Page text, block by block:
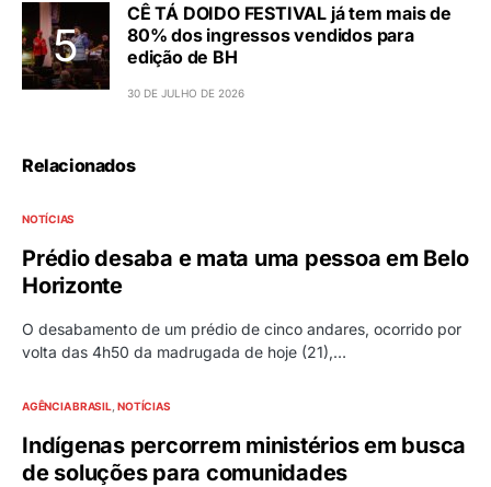
CÊ TÁ DOIDO FESTIVAL já tem mais de
80% dos ingressos vendidos para
edição de BH
30 DE JULHO DE 2026
Relacionados
NOTÍCIAS
Prédio desaba e mata uma pessoa em Belo
Horizonte
O desabamento de um prédio de cinco andares, ocorrido por
volta das 4h50 da madrugada de hoje (21),…
AGÊNCIA BRASIL NOTÍCIAS
Indígenas percorrem ministérios em busca
de soluções para comunidades